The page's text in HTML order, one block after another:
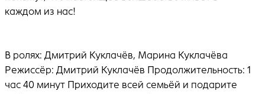
каждом из нас!
В ролях: Дмитрий Куклачёв, Марина Куклачёва
Режиссёр: Дмитрий Куклачёв Продолжительность: 1
час 40 минут Приходите всей семьёй и подарите